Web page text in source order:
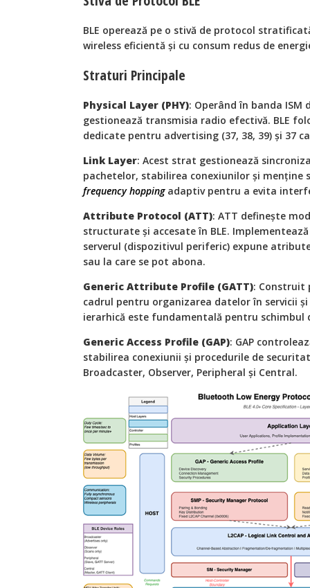
BLE operează pe o stivă de protocol
wireless eficientă și cu consum redus de
Straturi Principale
Physical Layer (PHY): Operând în banda ISM
gestionează transmisia radio efectivă. BLE
dedicate pentru advertising (37, 38, 39) și 37
Link Layer: Acest strat gestionează
pachetelor, stabilirea conexiunilor și menține
frequency hoppingadaptiv pentru a evita
Attribute Protocol (ATT): ATT definește
structurate și accesate în BLE.
serverul (dispozitivul periferic) expune
sau la care se pot abona.
Generic Attribute Profile (GATT): Construit
cadrul pentru organizarea datelor în servicii
ierarhică este fundamentală pentru schimbul
Generic Access Profile (GAP): GAP
stabilirea conexiunii și procedurile de
Broadcaster, Observer, Peripheral și Central.